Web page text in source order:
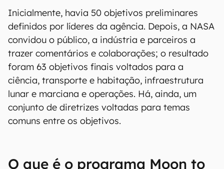
Inicialmente, havia 50 objetivos preliminares
definidos por líderes da agência. Depois, a NASA
convidou o público, a indústria e parceiros a
trazer comentários e colaborações; o resultado
foram 63 objetivos finais voltados para a
ciência, transporte e habitação, infraestrutura
lunar e marciana e operações. Há, ainda, um
conjunto de diretrizes voltadas para temas
comuns entre os objetivos.
O que é o programa Moon to